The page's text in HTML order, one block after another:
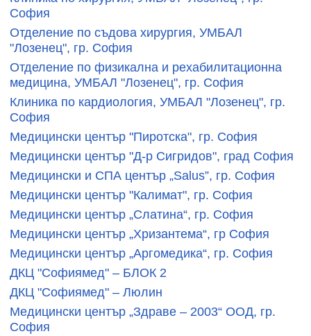
София
Отделение по съдова хирургия, УМБАЛ
"Лозенец", гр. София
Отделение по физикална и рехабилитационна
медицина, УМБАЛ "Лозенец", гр. София
Клиника по кардиология, УМБАЛ "Лозенец", гр.
София
Медицински център "Пиротска", гр. София
Медицински център "Д-р Сигридов", град София
Медицински и СПА център „Salus”, гр. София
Медицински център "Калимат", гр. София
Медицински център „Слатина“, гр. София
Медицински център „Хризантема“, гр София
Медицински център „Аргомедика“, гр. София
ДКЦ "Софиямед" – БЛОК 2
ДКЦ "Софиямед" – Люлин
Медицински център „Здраве – 2003“ ООД, гр.
София